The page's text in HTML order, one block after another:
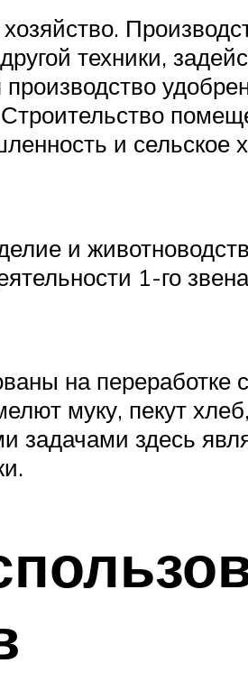
техники,
и сельское
и
1-го
на переработке
муку, пекут
задачами здесь